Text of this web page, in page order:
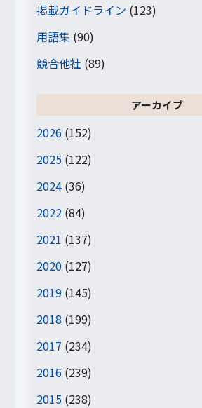
掲載ガイドライン (123)
用語集 (90)
競合他社 (89)
アーカイブ
2026 (152)
2025 (122)
2024 (36)
2022 (84)
2021 (137)
2020 (127)
2019 (145)
2018 (199)
2017 (234)
2016 (239)
2015 (238)